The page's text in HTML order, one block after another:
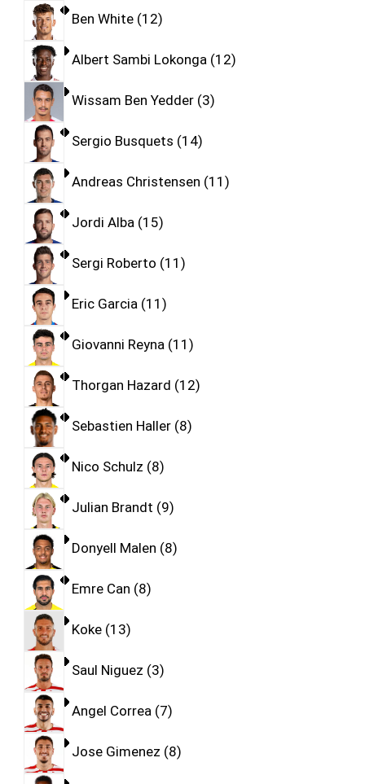
Ben White 12
Albert Sambi Lokonga 12
Wissam Ben Yedder 3
Sergio Busquets 14
Andreas Christensen 11
Jordi Alba 15
Sergi Roberto 11
Eric Garcia 11
Giovanni Reyna 11
Thorgan Hazard 12
Sebastien Haller 8
Nico Schulz 8
Julian Brandt 9
Donyell Malen 8
Emre Can 8
Koke 13
Saul Niguez 3
Angel Correa 7
Jose Gimenez 8